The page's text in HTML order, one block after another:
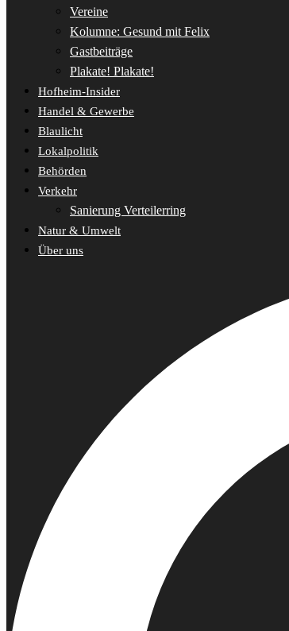
Vereine
Kolumne: Gesund mit Felix
Gastbeiträge
Plakate! Plakate!
Hofheim-Insider
Handel & Gewerbe
Blaulicht
Lokalpolitik
Behörden
Verkehr
Sanierung Verteilerring
Natur & Umwelt
Über uns